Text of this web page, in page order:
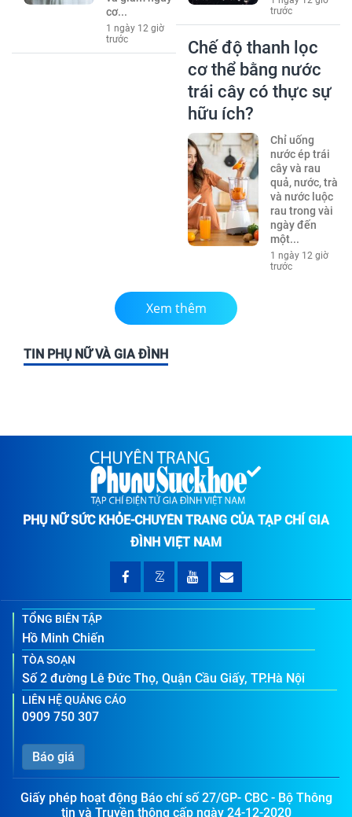
cơ...
1 ngày 12 giờ
trước
trước
Chế độ thanh lọc
cơ thể bằng nước
trái cây có thực sự
hữu ích?
Chỉ uống
nước ép trái
cây và rau
quả, nước, trà
và nước luộc
rau trong vài
ngày đến
một...
1 ngày 12 giờ
trước
Xem thêm
TIN PHỤ NỮ VÀ GIA ĐÌNH
PHỤ NỮ SỨC KHỎE-CHUYÊN TRANG CỦA TẠP CHÍ GIA
ĐÌNH VIỆT NAM
TỔNG BIÊN TẬP
Hồ Minh Chiến
TÒA SOẠN
Số 2 đường Lê Đức Thọ, Quận Cầu Giấy, TP.Hà Nội
LIÊN HỆ QUẢNG CÁO
0909 750 307
Báo giá
Giấy phép hoạt động Báo chí số 27/GP- CBC - Bộ Thông
tin và Truyền thông cấp ngày 24-12-2020